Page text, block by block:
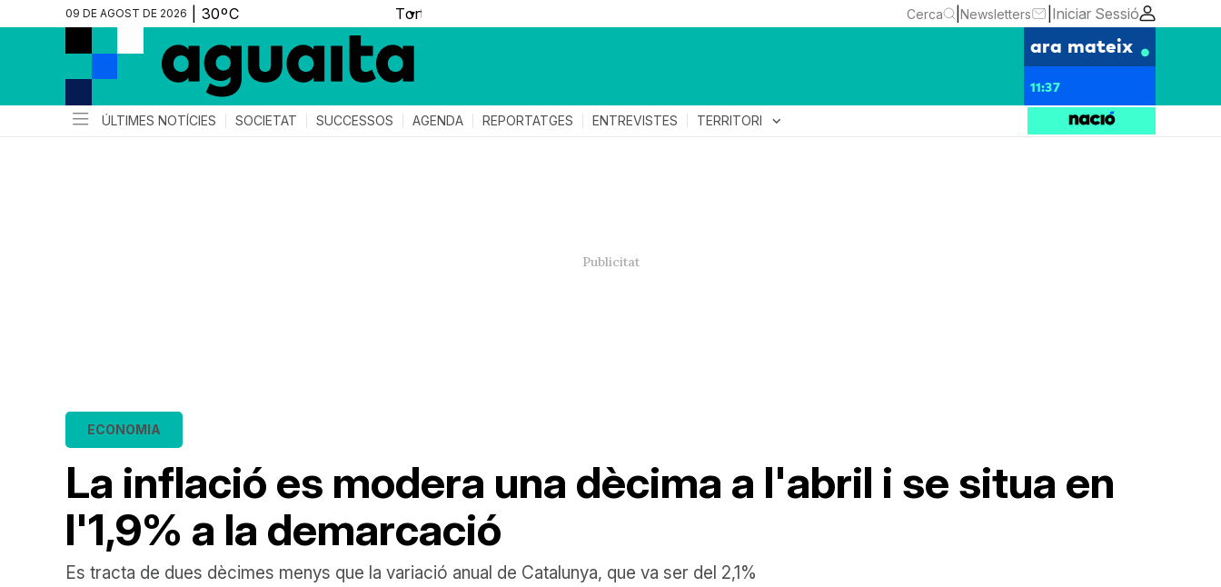
09 DE AGOST DE 2026 ▼ Cerca Newsletters Iniciar Sessió
ara mateix
11:37
ÚLTIMES NOTÍCIES SOCIETAT SUCCESSOS AGENDA REPORTATGES ENTREVISTES TERRITORI expand_more
La inflació es modera una dècima a l'abril i se situa en
l'1,9% a la demarcació
ECONOMIA
Es tracta de dues dècimes menys que la variació anual de Catalunya, que va ser del 2,1%